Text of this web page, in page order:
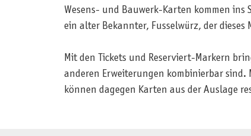
Wesens- und Bauwerk-Karten kommen ins
ein alter Bekannter, Fusselwürz, der
Mit den Tickets und Reserviert-Markern
anderen Erweiterungen kombinierbar sind.
können dagegen Karten aus der Auslage